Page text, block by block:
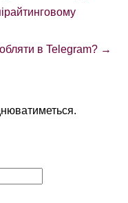
в Telegram? →